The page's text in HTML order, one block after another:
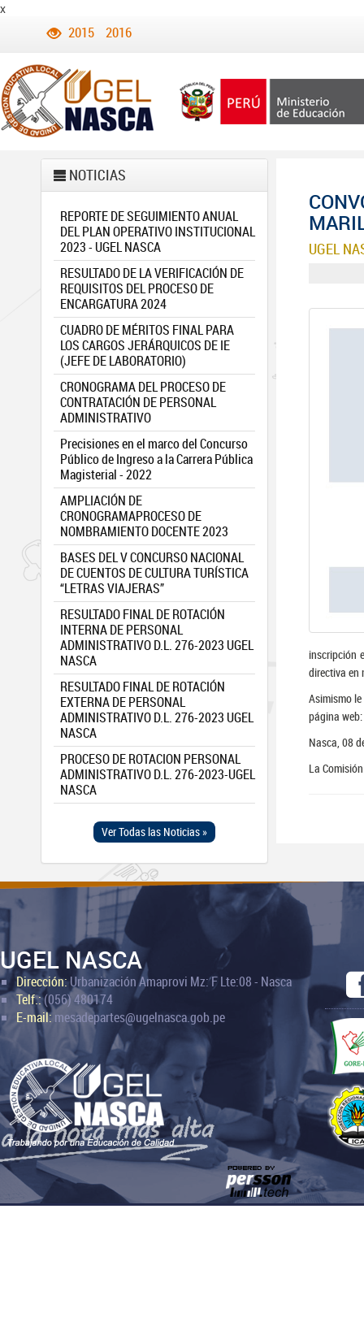
x
2015 2016
NOTICIAS
REPORTE DE SEGUIMIENTO ANUAL
DEL PLAN OPERATIVO INSTITUCIONAL
2023 - UGEL NASCA
RESULTADO DE LA VERIFICACIÓN DE
REQUISITOS DEL PROCESO DE
ENCARGATURA 2024
CUADRO DE MÉRITOS FINAL PARA
LOS CARGOS JERÁRQUICOS DE IE
(JEFE DE LABORATORIO)
CRONOGRAMA DEL PROCESO DE
CONTRATACIÓN DE PERSONAL
ADMINISTRATIVO
Precisiones en el marco del Concurso
Público de Ingreso a la Carrera Pública
Magisterial - 2022
AMPLIACIÓN DE
CRONOGRAMAPROCESO DE
NOMBRAMIENTO DOCENTE 2023
BASES DEL V CONCURSO NACIONAL
DE CUENTOS DE CULTURA TURÍSTICA
“LETRAS VIAJERAS”
RESULTADO FINAL DE ROTACIÓN
INTERNA DE PERSONAL
ADMINISTRATIVO D.L. 276-2023 UGEL
NASCA
RESULTADO FINAL DE ROTACIÓN
EXTERNA DE PERSONAL
ADMINISTRATIVO D.L. 276-2023 UGEL
NASCA
PROCESO DE ROTACION PERSONAL
ADMINISTRATIVO D.L. 276-2023-UGEL
NASCA
Ver Todas las Noticias »
UGEL
inscripción
directiva en
Asimismo
página
Nasca, 08
La
UGEL NASCA
Dirección:Urbanización Amaprovi Mz: F Lte:08 - Nasca
Telf.:(056) 480174
E-mail:mesadepartes@ugelnasca.gob.pe